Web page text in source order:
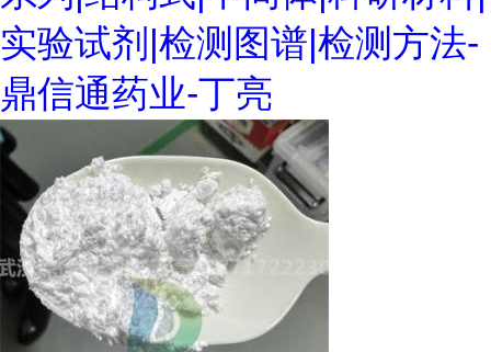
实验试剂|检测图谱|检测方法-
鼎信通药业-丁亮